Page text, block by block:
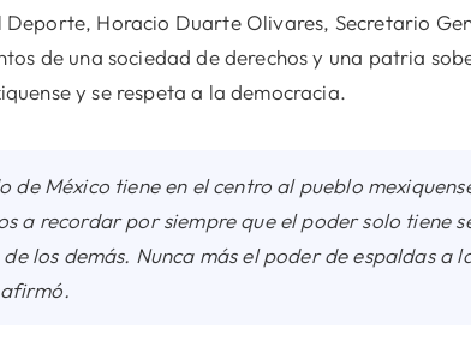
Horacio Duarte Olivares, Secretario
de una sociedad de derechos y una patria
y se respeta a la democracia.
de México tiene en el centro al pueblo
a recordar por siempre que el poder solo tiene
los demás. Nunca más el poder de espaldas a
afirmó.